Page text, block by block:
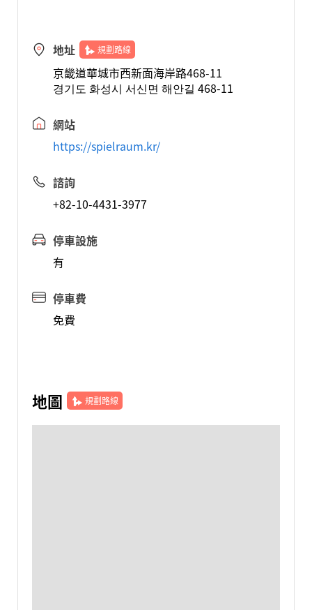
地址 規劃路線
京畿道華城市西新面海岸路468-11
경기도 화성시 서신면 해안길 468-11
網站
https://spielraum.kr/
諮詢
+82-10-4431-3977
停車設施
有
停車費
免費
地圖 規劃路線